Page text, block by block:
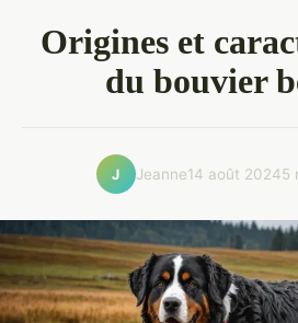
Origines et
du bouvier
J Jeanne14 août 20245